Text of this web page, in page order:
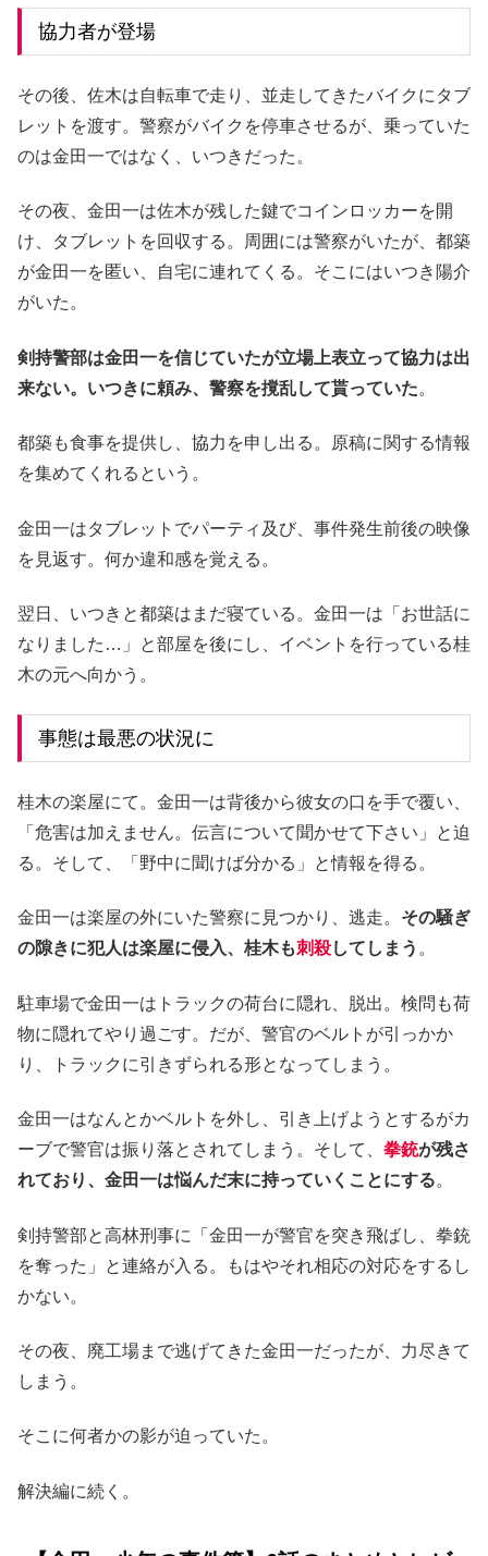
協力者が登場
その後、佐木は自転車で走り、並走してきたバイクにタブ
レットを渡す。警察がバイクを停車させるが、乗っていた
のは金田一ではなく、いつきだった。
その夜、金田一は佐木が残した鍵でコインロッカーを開
け、タブレットを回収する。周囲には警察がいたが、都築
が金田一を匿い、自宅に連れてくる。そこにはいつき陽介
がいた。
剣持警部は金田一を信じていたが立場上表立って協力は出
来ない。いつきに頼み、警察を撹乱して貰っていた。
都築も食事を提供し、協力を申し出る。原稿に関する情報
を集めてくれるという。
金田一はタブレットでパーティ及び、事件発生前後の映像
を見返す。何か違和感を覚える。
翌日、いつきと都築はまだ寝ている。金田一は「お世話に
なりました…」と部屋を後にし、イベントを行っている桂
木の元へ向かう。
事態は最悪の状況に
桂木の楽屋にて。金田一は背後から彼女の口を手で覆い、
「危害は加えません。伝言について聞かせて下さい」と迫
る。そして、「野中に聞けば分かる」と情報を得る。
金田一は楽屋の外にいた警察に見つかり、逃走。 その騒ぎ
の隙きに犯人は楽屋に侵入、桂木も刺殺してしまう 。
駐車場で金田一はトラックの荷台に隠れ、脱出。検問も荷
物に隠れてやり過ごす。だが、警官のベルトが引っかか
り、トラックに引きずられる形となってしまう。
金田一はなんとかベルトを外し、引き上げようとするがカ
ーブで警官は振り落とされてしまう。そして、 拳銃が残さ
れており、金田一は悩んだ末に持っていくことにする。
剣持警部と高林刑事に「金田一が警官を突き飛ばし、拳銃
を奪った」と連絡が入る。もはやそれ相応の対応をするし
かない。
その夜、廃工場まで逃げてきた金田一だったが、力尽きて
しまう。
そこに何者かの影が迫っていた。
解決編に続く。